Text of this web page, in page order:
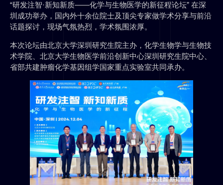
“研发注智·新知新质——化学与生物医学的新征程论坛” 在深
圳成功举办，国内外十余位院士及顶尖专家做学术分享与前沿
话题探讨，现场气氛热烈，学术氛围浓厚。
本次论坛由北京大学深圳研究生院主办，化学生物学与生物技
术学院、北京大学生物医学前沿创新中心深圳研究生院中心、
省部共建肿瘤化学基因组学国家重点实验室共同承办。